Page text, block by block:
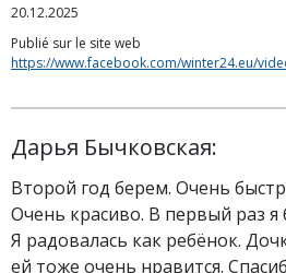
20.12.2025
Publié sur le site web
https://www.facebook.com/winter24.eu/
Дарья Бычковская:
Второй год берем. Очень
Очень красиво. В первый раз я
Я радовалась как ребёнок.
ей тоже очень нравится.